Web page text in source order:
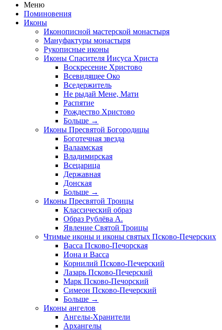
Меню
Поминовения
Иконы
Иконописной мастерской монастыря
Мануфактуры монастыря
Рукописные иконы
Иконы Спасителя Иисуса Христа
Воскресение Христово
Всевидящее Око
Вседержитель
Не рыдай Мене, Мати
Распятие
Рождество Христово
Больше →
Иконы Пресвятой Богородицы
Боготечная звезда
Валаамская
Владимирская
Всецарица
Державная
Донская
Больше →
Иконы Пресвятой Троицы
Классический образ
Образ Рублёва А.
Явление Святой Троицы
Чтимые иконы и иконы святых Псково-Печерских
Васса Псково-Печорская
Иона и Васса
Корнилий Псково-Печерский
Лазарь Псково-Печерский
Марк Псково-Печорский
Симеон Псково-Печерский
Больше →
Иконы ангелов
Ангелы-Хранители
Архангелы